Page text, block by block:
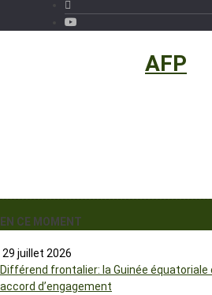
AFP
EN CE MOMENT
29 juillet 2026
Différend frontalier: la Guinée équatoriale
accord d’engagement